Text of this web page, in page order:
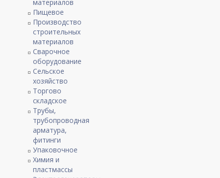
материалов
Пищевое
Производство
строительных
материалов
Сварочное
оборудование
Сельское
хозяйство
Торгово
складское
Трубы,
трубопроводная
арматура,
фитинги
Упаковочное
Химия и
пластмассы